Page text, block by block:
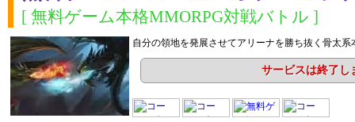
[ 無料ゲーム本格MMORPG対戦バトル ]
自分の領地を発展させてアリーナを勝ち抜く骨太
サービスは終了し